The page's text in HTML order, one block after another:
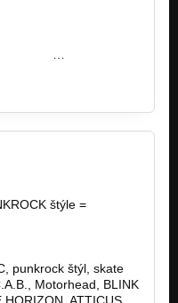
štýle =
punkrock štýl, skate
Motorhead, BLINK